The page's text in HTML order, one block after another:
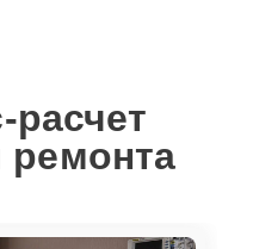
расчет
ремонта